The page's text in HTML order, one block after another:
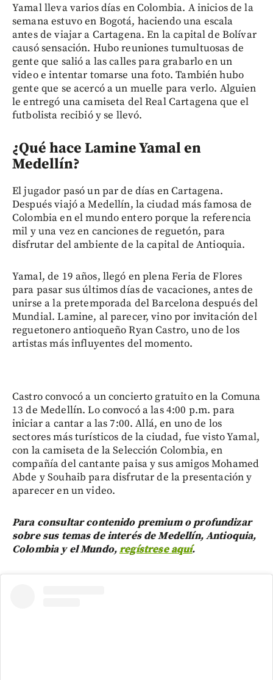
Yamal lleva varios días en Colombia. A inicios de la
semana estuvo en Bogotá, haciendo una escala
antes de viajar a Cartagena. En la capital de Bolívar
causó sensación. Hubo reuniones tumultuosas de
gente que salió a las calles para grabarlo en un
video e intentar tomarse una foto. También hubo
gente que se acercó a un muelle para verlo. Alguien
le entregó una camiseta del Real Cartagena que el
futbolista recibió y se llevó.
¿Qué hace Lamine Yamal en
Medellín?
El jugador pasó un par de días en Cartagena.
Después viajó a Medellín, la ciudad más famosa de
Colombia en el mundo entero porque la referencia
mil y una vez en canciones de reguetón, para
disfrutar del ambiente de la capital de Antioquia.
Yamal, de 19 años, llegó en plena Feria de Flores
para pasar sus últimos días de vacaciones, antes de
unirse a la pretemporada del Barcelona después del
Mundial. Lamine, al parecer, vino por invitación del
reguetonero antioqueño Ryan Castro, uno de los
artistas más influyentes del momento.
Castro convocó a un concierto gratuito en la Comuna
13 de Medellín. Lo convocó a las 4:00 p.m. para
iniciar a cantar a las 7:00. Allá, en uno de los
sectores más turísticos de la ciudad, fue visto Yamal,
con la camiseta de la Selección Colombia, en
compañía del cantante paisa y sus amigos Mohamed
Abde y Souhaib para disfrutar de la presentación y
aparecer en un video.
Para consultar contenido premium o profundizar
sobre sus temas de interés de Medellín, Antioquia,
Colombia y el Mundo,regístrese aquí.